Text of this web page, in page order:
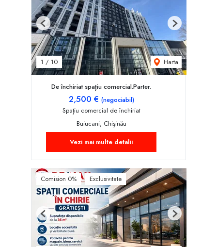
1 / 10 Harta
Previous Next
De închiriat spațiu comercial.Parter.
2,500 € (negociabil)
Spațiu comercial de închiriat
Buiucani, Chișinău
Vezi mai multe detalii
Comision 0% Exclusivitate
Previous Next